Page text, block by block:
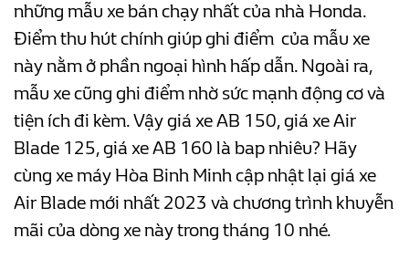
những mẫu xe bán chạy nhất của nhà Honda.
Điểm thu hút chính giúp ghi điểm của mẫu xe
này nằm ở phần ngoại hình hấp dẫn. Ngoài ra,
mẫu xe cũng ghi điểm nhờ sức mạnh động cơ và
tiện ích đi kèm. Vậy giá xe AB 150, giá xe Air
Blade 125, giá xe AB 160 là bap nhiêu? Hãy
cùng xe máy Hòa Binh Minh cập nhật lại giá xe
Air Blade mới nhất 2023 và chương trình khuyễn
mãi của dòng xe này trong tháng 10 nhé.